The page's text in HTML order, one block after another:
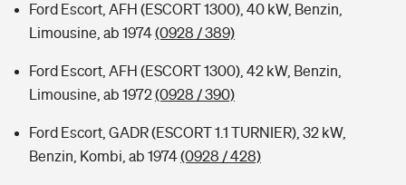
Ford Escort, AFH (ESCORT 1300), 40 kW, Benzin,
Limousine, ab 1974(0928 / 389)
Ford Escort, AFH (ESCORT 1300), 42 kW, Benzin,
Limousine, ab 1972(0928 / 390)
Ford Escort, GADR (ESCORT 1.1 TURNIER), 32 kW,
Benzin, Kombi, ab 1974(0928 / 428)